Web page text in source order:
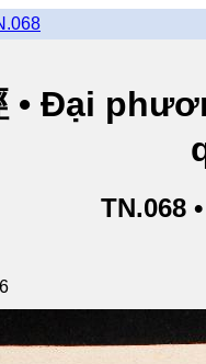
• Đại
TN.068